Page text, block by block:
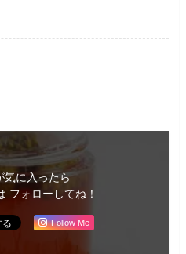
気に入ったら
フォローしてね！
Follow Me